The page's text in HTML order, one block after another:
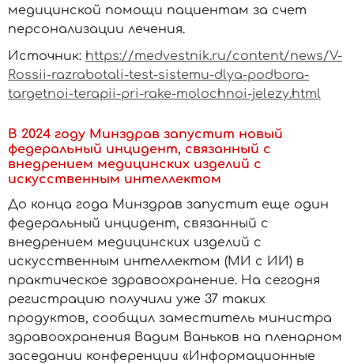
медицинской помощи пациентам за счет
персонализации лечения.
Источник: https://medvestnik.ru/content/news/V-
Rossii-razrabotali-test-sistemu-dlya-podbora-
targetnoi-terapii-pri-rake-molochnoi-jelezy.html
В 2024 году Минздрав запустит новый
федеральный инцидент, связанный с
внедрением медицинских изделий с
искусственным интеллектом
До конца года Минздрав запустит еще один
федеральный инцидент, связанный с
внедрением медицинских изделий с
искусственным интеллектом (МИ с ИИ) в
практическое здравоохранение. На сегодня
регистрацию получили уже 37 таких
продуктов, сообщил заместитель министра
здравоохранения Вадим Ваньков на пленарном
заседании конференции «Информационные